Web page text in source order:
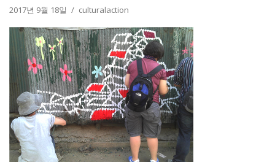
2017년 9월 18일 culturalaction